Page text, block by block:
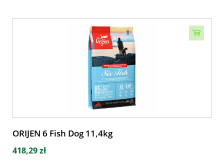
ORIJEN 6 Fish Dog 11,4kg
418,29 zł